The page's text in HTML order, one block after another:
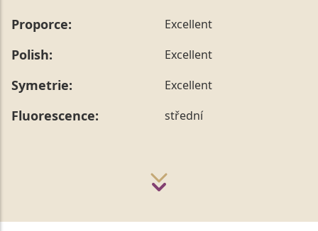
Proporce: Excellent
Polish: Excellent
Symetrie: Excellent
Fluorescence: střední